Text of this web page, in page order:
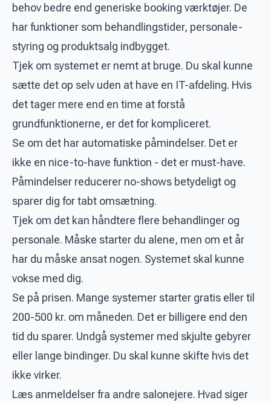
behov bedre end generiske booking værktøjer. De
har funktioner som behandlingstider, personale-
styring og produktsalg indbygget.
Tjek om systemet er nemt at bruge. Du skal kunne
sætte det op selv uden at have en IT-afdeling. Hvis
det tager mere end en time at forstå
grundfunktionerne, er det for kompliceret.
Se om det har automatiske påmindelser. Det er
ikke en nice-to-have funktion - det er must-have.
Påmindelser reducerer no-shows betydeligt og
sparer dig for tabt omsætning.
Tjek om det kan håndtere flere behandlinger og
personale. Måske starter du alene, men om et år
har du måske ansat nogen. Systemet skal kunne
vokse med dig.
Se på prisen. Mange systemer starter gratis eller til
200-500 kr. om måneden. Det er billigere end den
tid du sparer. Undgå systemer med skjulte gebyrer
eller lange bindinger. Du skal kunne skifte hvis det
ikke virker.
Læs anmeldelser fra andre salonejere. Hvad siger